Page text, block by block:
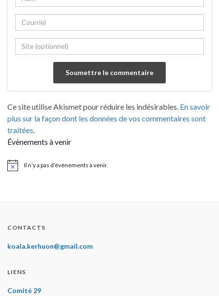
Ce site utilise Akismet pour réduire les indésirables. En savoir
plus sur la façon dont les données de vos commentaires sont
traitées
Évènements à venir
NoticeIl n’y a pas d’évènements à venir.
CONTACTS
koala.kerhuon@gmail.com
LIENS
Comité 29